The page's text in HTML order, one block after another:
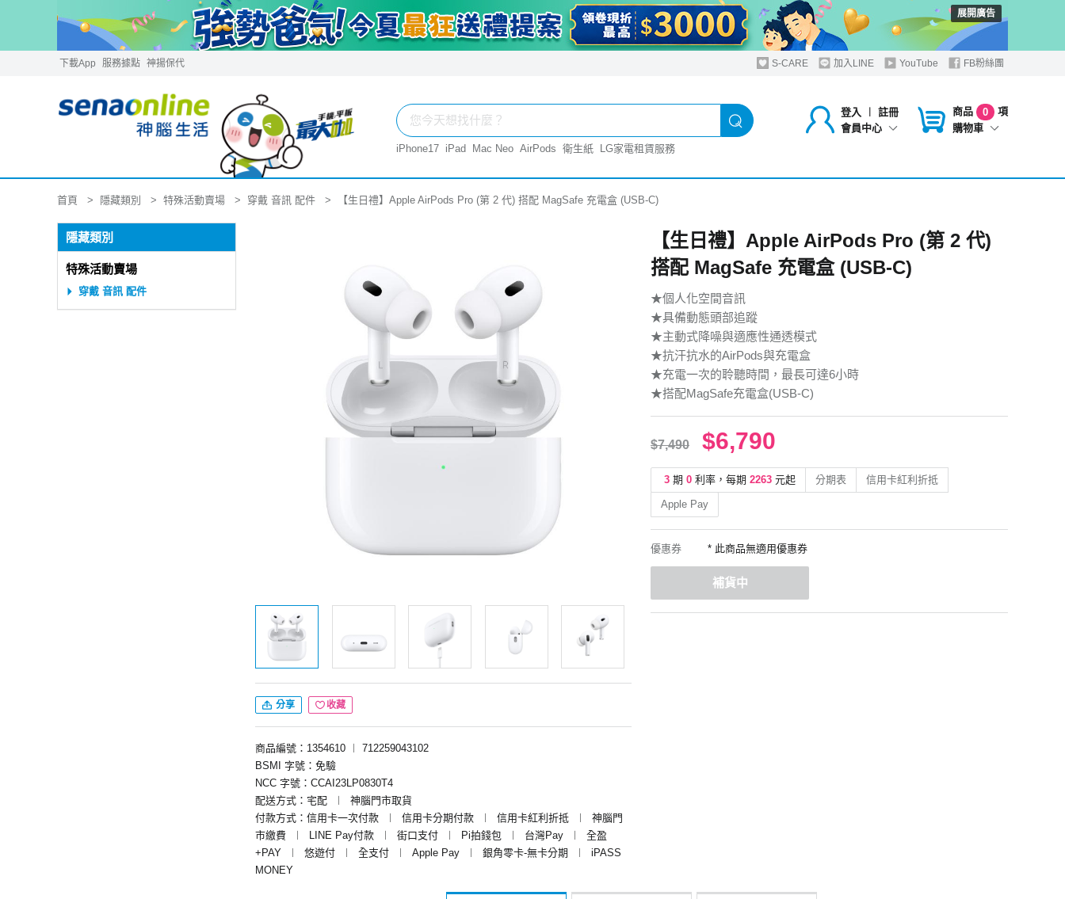
展開廣告
下載App 服務據點 神揚保代 S-CARE 加入LINE YouTube FB粉絲團
登入 ︱
註冊
會員中心
商品 0
項
購物車
iPhone17 iPad Mac Neo AirPods 衛生紙 LG家電租賃服務
首頁 隱藏類別 特殊活動賣場 穿戴 音訊 配件 【生日禮】Apple AirPods Pro (第 2 代) 搭配 MagSafe 充電盒 (USB‑C)
隱藏類別
特殊活動賣場
穿戴 音訊 配件
分享 收藏
商品編號：1354610
712259043102
BSMI 字號：免驗
NCC 字號：CCAI23LP0830T4
配送方式：宅配
神腦門市取貨
付款方式：信用卡一次付款
信用卡分期付款 信用卡紅利折抵
神腦門
市繳費
LINE Pay付款 街口支付 Pi拍錢包 台灣Pay
全盈
+PAY
悠遊付 全支付 Apple Pay 銀角零卡-無卡分期
iPASS
MONEY
【生日禮】Apple AirPods Pro (第 2 代)
搭配 MagSafe 充電盒 (USB‑C)
★個人化空間音訊
★具 備 動 態 頭 部 追 蹤
★主動式降噪與適 應 性 通 透 模 式
★抗汗抗水的AirPods與 充 電 盒
★充電一次的聆聽時間，最長可達6小時
★搭配MagSafe充電盒(USB‑C)
$7,490 $6,790
3 期 0 利率，每期 2263 元起 分期表 信用卡紅利折抵
Apple Pay
優惠券 * 此商品無適用優惠券
補貨中